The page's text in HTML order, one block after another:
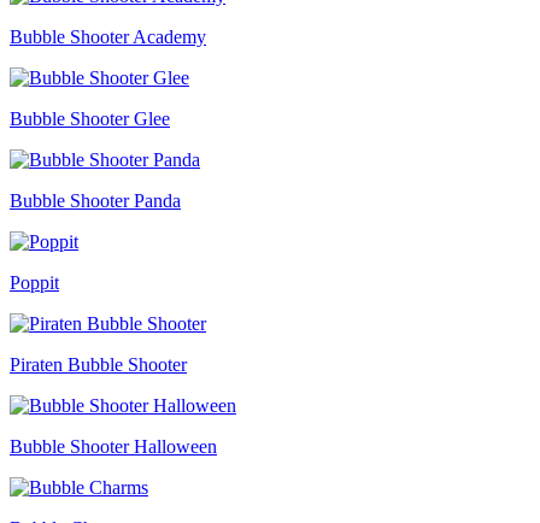
Bubble Shooter Academy
Bubble Shooter Glee
Bubble Shooter Panda
Poppit
Piraten Bubble Shooter
Bubble Shooter Halloween